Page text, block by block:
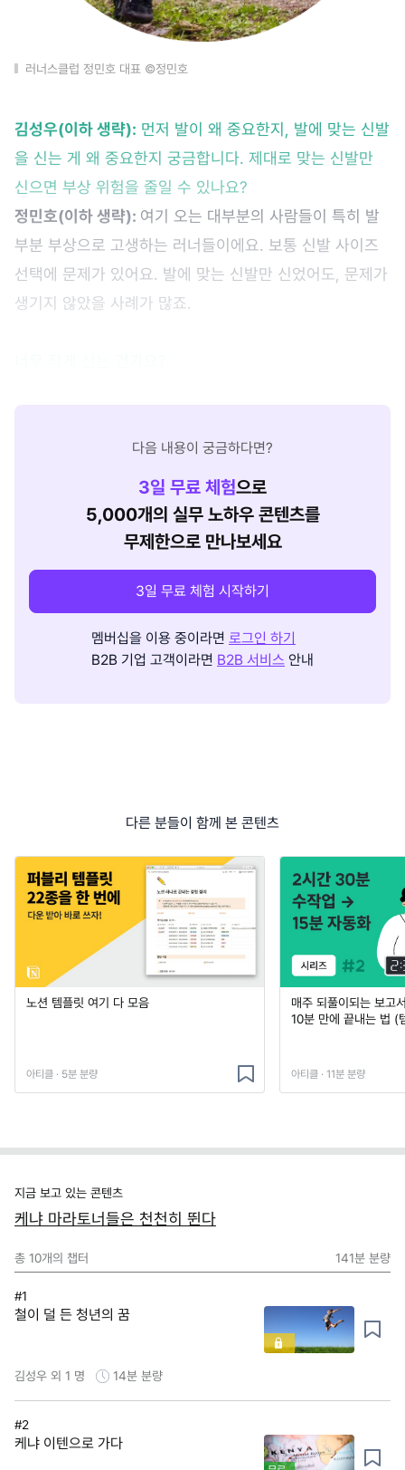
러너스클럽 정민호 대표 ©정민호
김성우(이하 생략): 먼저 발이 왜 중요한지, 발에 맞는 신발
을 신는 게 왜 중요한지 궁금합니다. 제대로 맞는 신발만
신으면 부상 위험을 줄일 수 있나요?
정민호(이하 생략): 여기 오는 대부분의 사람들이 특히 발
부분 부상으로 고생하는 러너들이에요. 보통 신발 사이즈
선택에 문제가 있어요. 발에 맞는 신발만 신었어도, 문제가
생기지 않았을 사례가 많죠.
다음 내용이 궁금하다면?
3일 무료 체험으로
5,000개의 실무 노하우 콘텐츠를
무제한으로 만나보세요
3일 무료 체험 시작하기
멤버십을 이용 중이라면 로그인 하기
B2B 기업 고객이라면 B2B 서비스 안내
다른 분들이 함께 본 콘텐츠
노션 템플릿 여기 다 모음
아티클 · 5분 분량
매주 되풀이되는 보고
10분 만에 끝내는 법 (
아티클 · 11분 분량
지금 보고 있는 콘텐츠
케냐 마라토너들은 천천히 뛴다
총 10개의 챕터 141분 분량
#1
철이 덜 든 청년의 꿈
김성우 외 1 명 14분 분량
#2
케냐 이텐으로 가다